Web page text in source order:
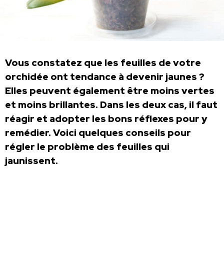
Vous constatez que les feuilles de votre
orchidée ont tendance à devenir jaunes ?
Elles peuvent également être moins vertes
et moins brillantes. Dans les deux cas, il faut
réagir et adopter les bons réflexes pour y
remédier. Voici quelques conseils pour
régler le problème des feuilles qui
jaunissent.